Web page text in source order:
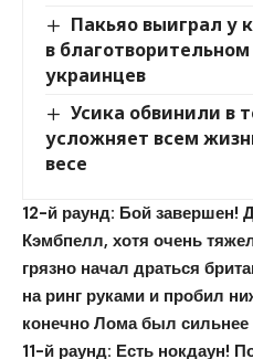
Пакьяо выиграл у
в
украинцев
Усика обвинили в
усложняет всем
весе
12-й раунд: Бой завершен!
Кэмбпелл, хотя очень
грязно начал драться
на ринг руками и пробил
конечно Лома был сильнее
11-й раунд: Есть нокдаун!